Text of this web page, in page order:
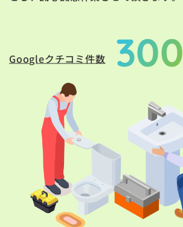
Googleクチコミ件数 300